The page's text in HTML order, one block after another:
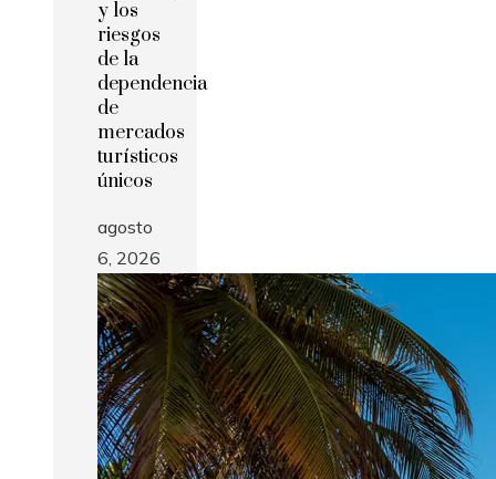
y los
riesgos
de la
dependencia
de
mercados
turísticos
únicos
agosto
6, 2026